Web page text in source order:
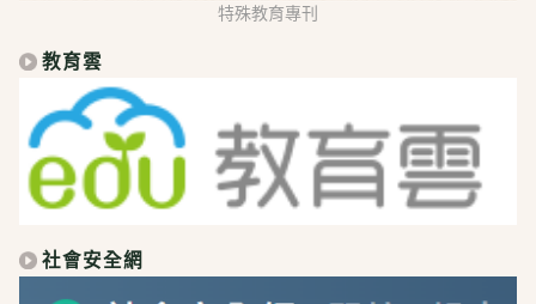
特殊教育專刊
教育雲
社會安全網